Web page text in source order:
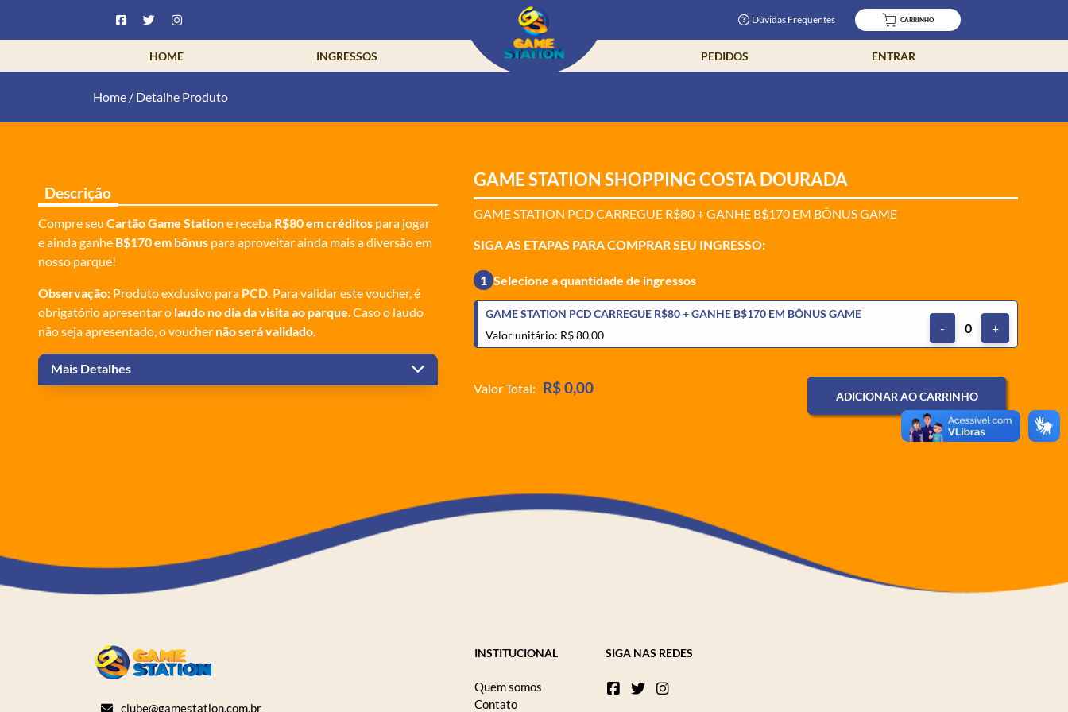
Dúvidas Frequentes CARRINHO
HOME INGRESSOS PEDIDOS ENTRAR
Home / Detalhe Produto
Descrição
Compre seu Cartão Game Statione receba R$80 em créditos para jogar
e ainda ganhe B$170 em bônus para aproveitar ainda mais a diversão em
nosso parque!
Observação: Produto exclusivo para PCD. Para validar este voucher, é
obrigatório apresentar o laudo no dia da visita ao parque. Caso o laudo
não seja apresentado, o voucher não será validado.
Mais Detalhes
GAME STATION SHOPPING COSTA DOURADA
GAME STATION PCD CARREGUE R$80 + GANHE B$170 EM BÔNUS GAME
SIGA AS ETAPAS PARA COMPRAR SEU INGRESSO:
1 Selecione a quantidade de ingressos
GAME STATION PCD CARREGUE R$80 + GANHE B$170 EM BÔNUS GAME
Valor unitário: R$ 80,00
- 0 +
Valor Total: R$ 0,00 ADICIONAR AO CARRINHO
clube@gamestation.com.br
INSTITUCIONAL
Quem somos
Contato
SIGA NAS REDES